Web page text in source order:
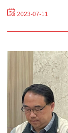
2023-07-11